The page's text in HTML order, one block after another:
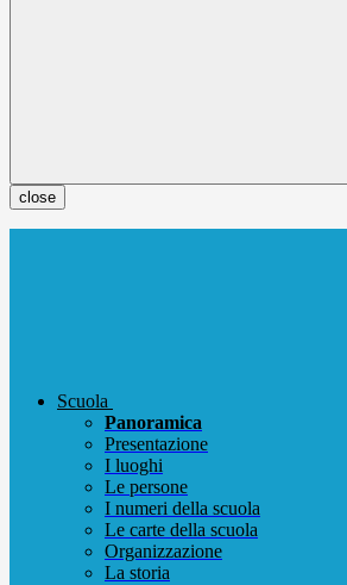
close
Scuola
Panoramica
Presentazione
I luoghi
Le persone
I numeri della scuola
Le carte della scuola
Organizzazione
La storia